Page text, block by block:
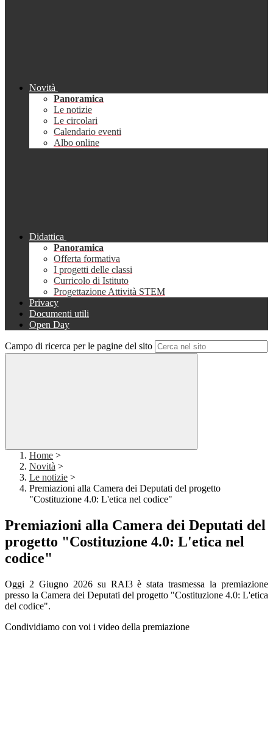
Novità
Panoramica
Le notizie
Le circolari
Calendario eventi
Albo online
Didattica
Panoramica
Offerta formativa
I progetti delle classi
Curricolo di Istituto
Progettazione Attività STEM
Privacy
Documenti utili
Open Day
Campo di ricerca per le pagine del sito
Home >
Novità >
Le notizie >
Premiazioni alla Camera dei Deputati del progetto
"Costituzione 4.0: L'etica nel codice"
Premiazioni alla Camera dei Deputati del
progetto "Costituzione 4.0: L'etica nel
codice"
Oggi 2 Giugno 2026 su RAI3 è stata trasmessa la premiazione
presso la Camera dei Deputati del progetto "Costituzione 4.0: L'etica
del codice".
Condividiamo con voi i video della premiazione